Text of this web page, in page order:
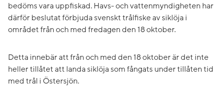
bedöms vara uppfiskad. Havs- och vattenmyndigheten har
därför beslutat förbjuda svenskt trålfiske av siklöja i
området från och med fredagen den 18 oktober.
Detta innebär att från och med den 18 oktober är det inte
heller tillåtet att landa siklöja som fångats under tillåten tid
med trål i Östersjön.